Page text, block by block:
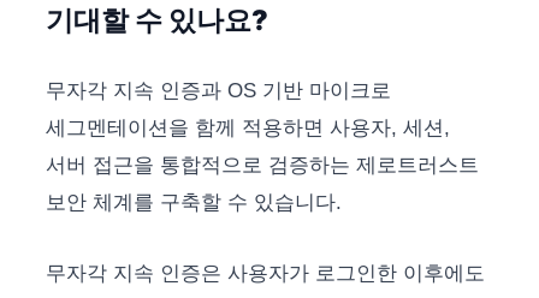
기대할 수 있나요?
무자각 지속 인증과 OS 기반 마이크로
세그멘테이션을 함께 적용하면 사용자, 세션,
서버 접근을 통합적으로 검증하는 제로트러스트
보안 체계를 구축할 수 있습니다.
무자각 지속 인증은 사용자가 로그인한 이후에도